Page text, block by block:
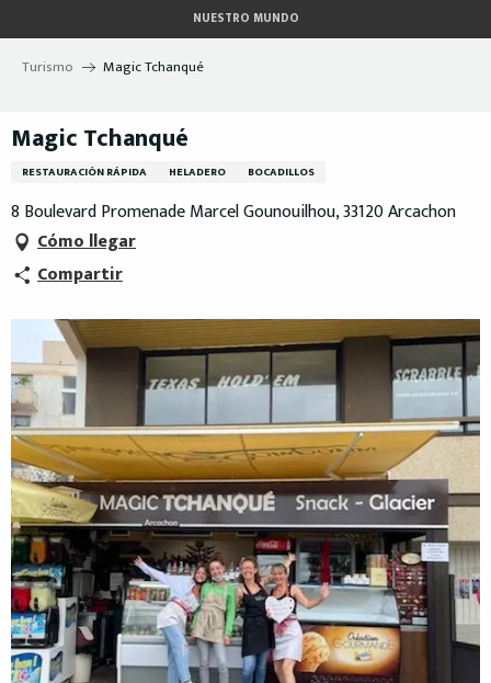
au
contenu
NUESTRO MUNDO
Turismo Magic Tchanqué
Magic Tchanqué
RESTAURACIÓN RÁPIDA HELADERO BOCADILLOS
8 Boulevard Promenade Marcel Gounouilhou, 33120 Arcachon
Cómo llegar
Compartir